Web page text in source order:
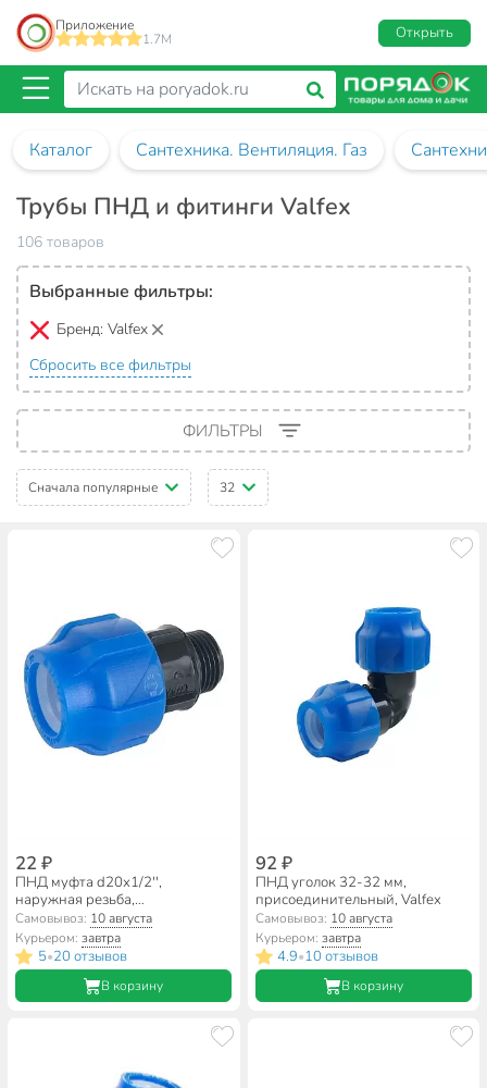
Приложение
1.7M
Открыть
Каталог Сантехника. Вентиляция. Газ
Трубы ПНД и фитинги Valfex
106 товаров
Выбранные фильтры:
Бренд: Valfex
Сбросить все фильтры
ФИЛЬТРЫ
Сначала популярные 32
22 ₽
ПНД муфта d20х1/2'',
наружная резьба,
соединительная, Valfex
Самовывоз: 10 августа
Курьером:завтра
5•20 отзывов
В корзину
92 ₽
ПНД уголок 32-32 мм,
присоединительный, Valfex
Самовывоз: 10 августа
Курьером: завтра
4.9•10 отзывов
В корзину